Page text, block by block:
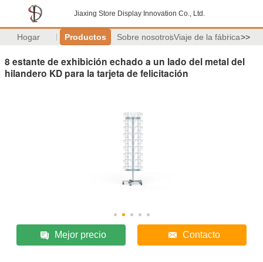
Jiaxing Store Display Innovation Co., Ltd.
Hogar Productos Sobre nosotrosViaje de la fábrica>>
8 estante de exhibición echado a un lado del metal del
hilandero KD para la tarjeta de felicitación
Mejor precio Contacto